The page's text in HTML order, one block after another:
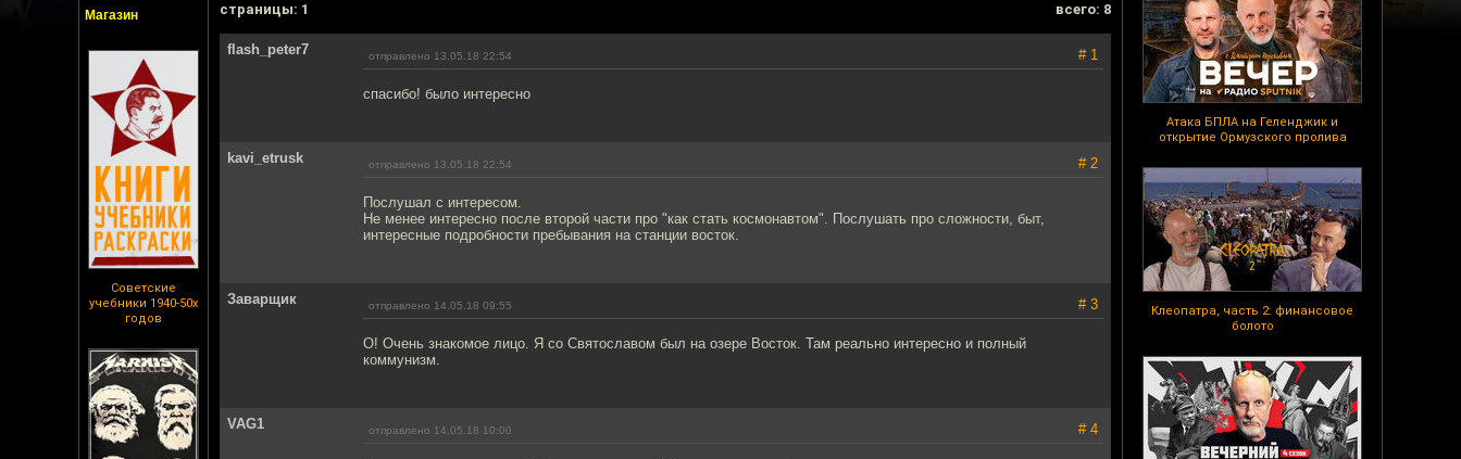
Магазин
Советские
учебники 1940-50х
годов
Атака БПЛА на Геленджик и
открытие Ормузского пролива
Клеопатра, часть 2: финансовое
болото
cтраницы: 1 всего: 8
flash_peter7 отправлено 13.05.18 22:54 # 1
спасибо! было интересно
kavi_etrusk отправлено 13.05.18 22:54 # 2
Послушал с интересом.
Не менее интересно после второй части про "как стать космонавтом". Послушать про сложности, быт,
интересные подробности пребывания на станции восток.
Заварщик отправлено 14.05.18 09:55 # 3
О! Очень знакомое лицо. Я со Святославом был на озере Восток. Там реально интересно и полный
коммунизм.
VAG1 отправлено 14.05.18 10:00 # 4